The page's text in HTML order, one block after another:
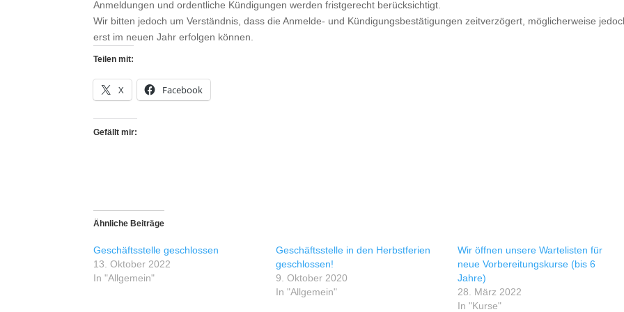
Anmeldungen und ordentliche Kündigungen werden fristgerecht berücksichtigt.
Wir bitten jedoch um Verständnis, dass die Anmelde- und Kündigungsbestätigungen zeitverzögert, möglicherweise
erst im neuen Jahr erfolgen können.
Teilen mit:
X Facebook
Gefällt mir:
Ähnliche Beiträge
Geschäftsstelle geschlossen
13. Oktober 2022
In "Allgemein"
Geschäftsstelle in den Herbstferien
geschlossen!
9. Oktober 2020
In "Allgemein"
Wir öffnen unsere Wartelisten für
neue Vorbereitungskurse (bis 6
Jahre)
28. März 2022
In "Kurse"